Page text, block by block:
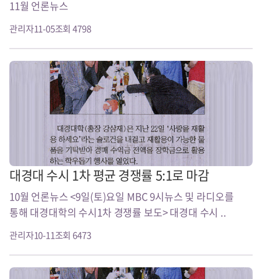
11월 언론뉴스
관리자11-05조회 4798
대경대 수시 1차 평균 경쟁률 5:1로 마감
10월 언론뉴스 <9일(토)요일 MBC 9시뉴스 및 라디오를
통해 대경대학의 수시1차 경쟁률 보도> 대경대 수시 ..
관리자10-11조회 6473